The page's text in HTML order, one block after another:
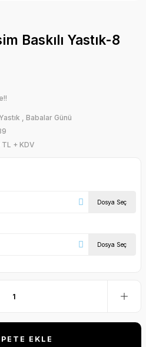
Baskılı Yastık-8
, Babalar Günü
+ KDV
Dosya Seç
Dosya Seç
EKLE